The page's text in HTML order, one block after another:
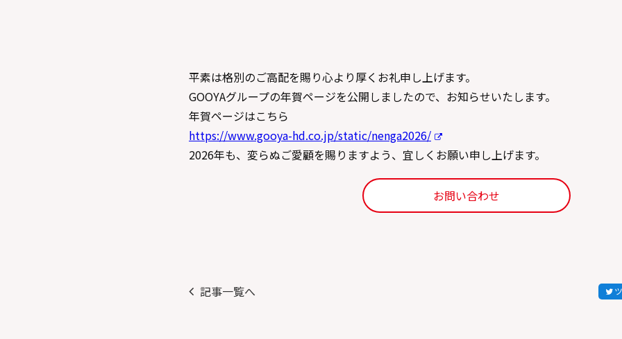
平素は格別のご高配を賜り心より厚くお礼申し上げます。
GOOYAグループの年賀ページを公開しましたので、お知らせいたします。
年賀ページはこちら
https://www.gooya-hd.co.jp/static/nenga2026/
2026年も、変らぬご愛顧を賜りますよう、宜しくお願い申し上げます。
お問い合わせ
記事一覧へ